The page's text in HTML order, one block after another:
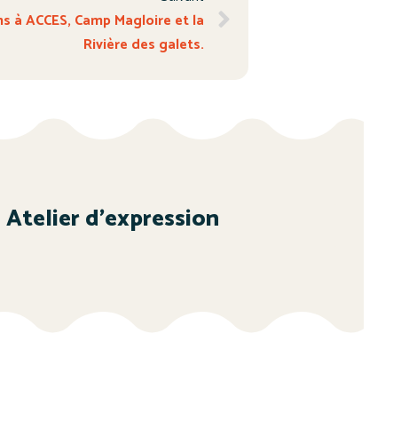
ACCES, Camp Magloire et la
Rivière des galets.
Atelier d’expression